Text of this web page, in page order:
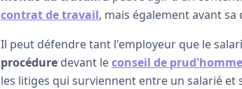
contrat de travail, mais également avant
Il peut défendre tant l'employeur que le
procédure devant leconseil de
les litiges qui surviennent entre un salarié et